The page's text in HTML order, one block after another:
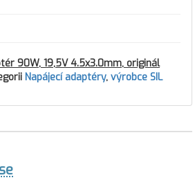
90W, 19,5V 4.5x3.0mm, originál
Napájecí adaptéry, výrobce SIL